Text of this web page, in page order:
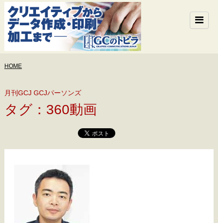
HOME
月刊GCJ GCJパーソンズ
タグ：360動画